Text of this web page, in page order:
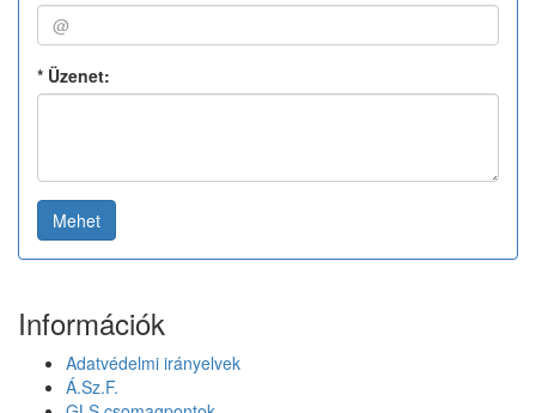
* Üzenet:
Mehet
Információk
Adatvédelmi irányelvek
Á.Sz.F.